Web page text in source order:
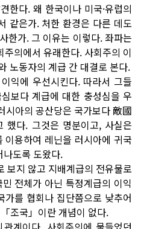
한다. 왜 한국이나 미국·유럽의
같은가. 처한 환경은 다른 데도
한가. 그 이유는 이렇다. 좌파는
의에서 유래한다. 사회주의 이
노동자의 계급 간 대결로 본다.
익에 우선시킨다. 따라서 그들
보다 계급에 대한 충성심을 우
시아의 공산당은 국가보다 敵國
했다. 그것은 명분이고, 사실은
용하여 레닌을 러시아에 귀국
도록 도왔다.
보지 않고 지배계급의 전유물로
전체가 아닌 특정계급의 이익
를 협회나 집단쯤으로 낮추어
조국」이란 개념이 없다.